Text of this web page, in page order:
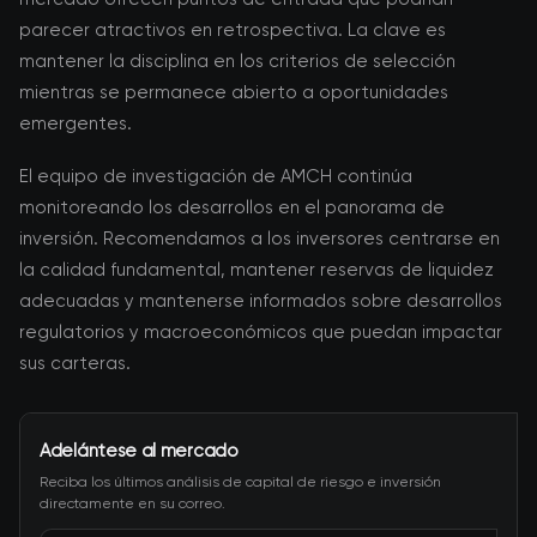
parecer atractivos en retrospectiva. La clave es
mantener la disciplina en los criterios de selección
mientras se permanece abierto a oportunidades
emergentes.
El equipo de investigación de AMCH continúa
monitoreando los desarrollos en el panorama de
inversión. Recomendamos a los inversores centrarse en
la calidad fundamental, mantener reservas de liquidez
adecuadas y mantenerse informados sobre desarrollos
regulatorios y macroeconómicos que puedan impactar
sus carteras.
Adelántese al mercado
Reciba los últimos análisis de capital de riesgo e inversión
directamente en su correo.